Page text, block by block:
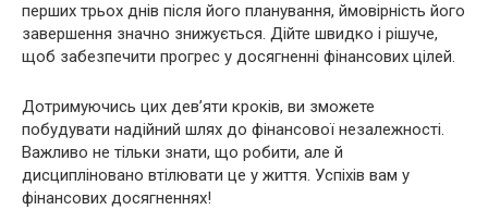
перших трьох днів після його планування, ймовірність його
завершення значно знижується. Дійте швидко і рішуче,
щоб забезпечити прогрес у досягненні фінансових цілей.
Дотримуючись цих дев’яти кроків, ви зможете
побудувати надійний шлях до фінансової незалежності.
Важливо не тільки знати, що робити, але й
дисципліновано втілювати це у життя. Успіхів вам у
фінансових досягненнях!